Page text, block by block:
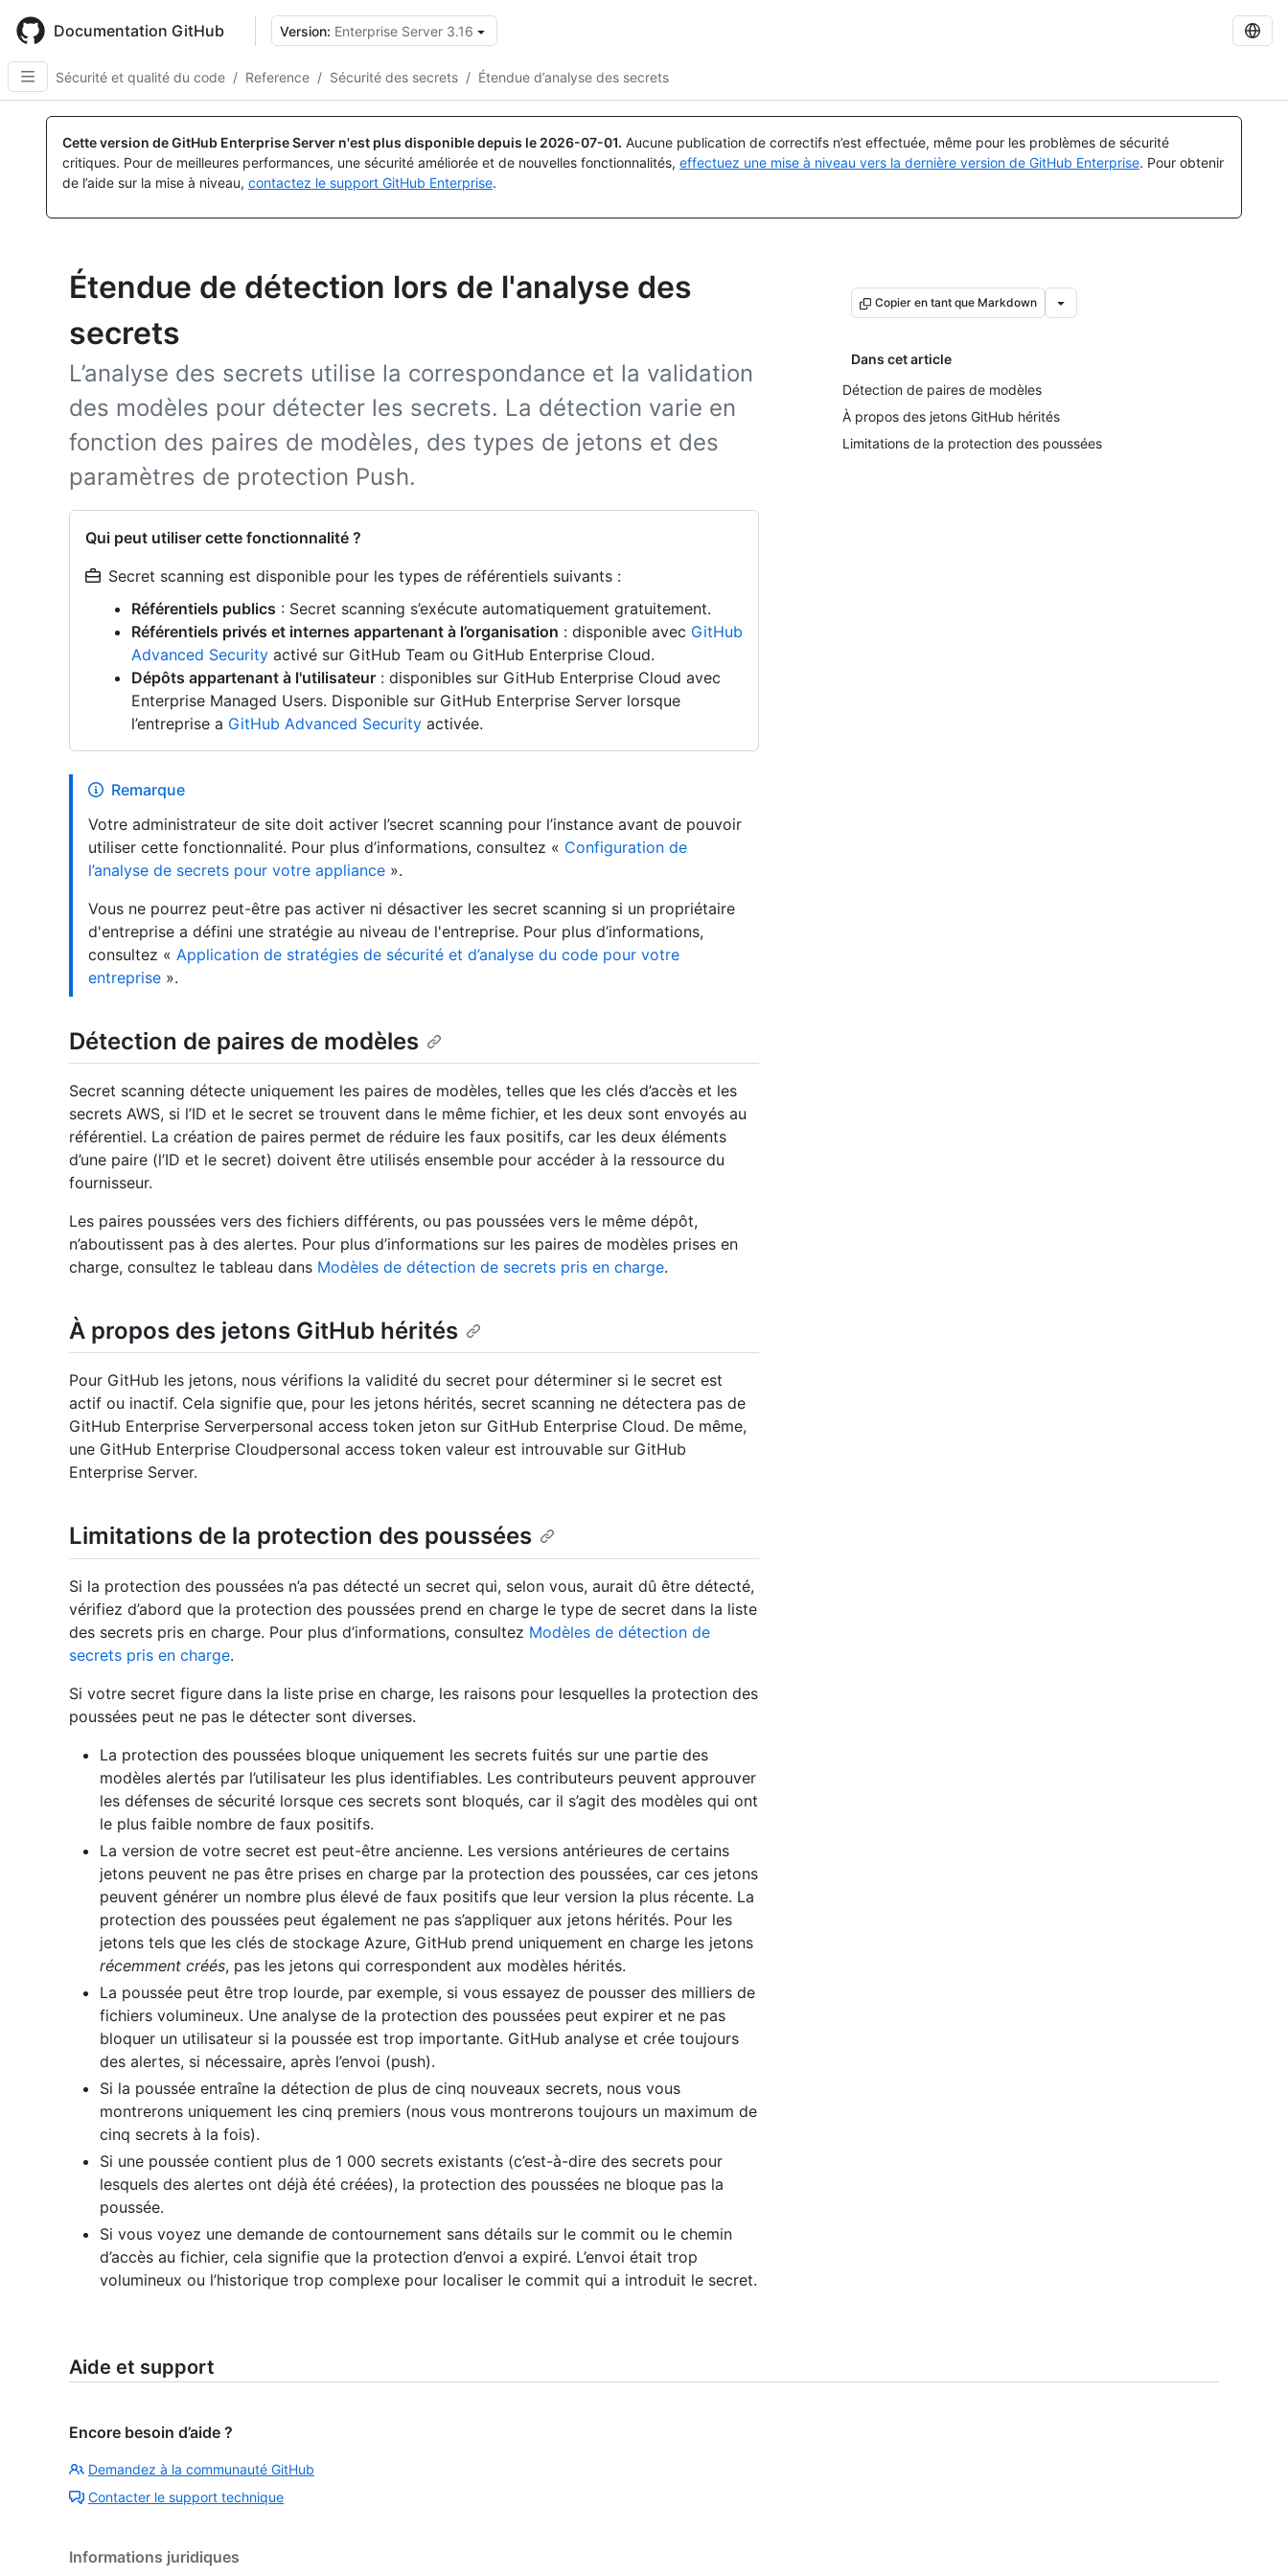
main
content
Documentation GitHub Version: Enterprise Server 3.16
Sécurité et qualité du code / Reference / Sécurité des secrets / Étendue d’analyse des secrets
Cette version de GitHub Enterprise Server n'est plus disponible depuis le 2026-07-01. Aucune publication de correctifs n’est effectuée, même pour les problèmes de sécurité
critiques. Pour de meilleures performances, une sécurité améliorée et de nouvelles fonctionnalités, effectuez une mise à niveau vers la dernière version de GitHub Enterprise. Pour obtenir
de l’aide sur la mise à niveau, contactez le support GitHub Enterprise.
Étendue de détection lors de l'analyse des
secrets
L’analyse des secrets utilise la correspondance et la validation
des modèles pour détecter les secrets. La détection varie en
fonction des paires de modèles, des types de jetons et des
paramètres de protection Push.
Qui peut utiliser cette fonctionnalité ?
Secret scanning est disponible pour les types de référentiels suivants :
Référentiels publics : Secret scanning s’exécute automatiquement gratuitement.
Référentiels privés et internes appartenant à l’organisation : disponible avec GitHub
Advanced Security activé sur GitHub Team ou GitHub Enterprise Cloud.
Dépôts appartenant à l'utilisateur : disponibles sur GitHub Enterprise Cloud avec
Enterprise Managed Users. Disponible sur GitHub Enterprise Server lorsque
l’entreprise a GitHub Advanced Security activée.
Copier en tant que Markdown
Dans cet article
Détection de paires de modèles
À propos des jetons GitHub hérités
Limitations de la protection des poussées
Remarque
Votre administrateur de site doit activer l’secret scanning pour l’instance avant de pouvoir
utiliser cette fonctionnalité. Pour plus d’informations, consultez « Configuration de
l’analyse de secrets pour votre appliance ».
Vous ne pourrez peut-être pas activer ni désactiver les secret scanning si un propriétaire
d'entreprise a défini une stratégie au niveau de l'entreprise. Pour plus d’informations,
consultez « Application de stratégies de sécurité et d’analyse du code pour votre
entreprise ».
Détection de paires de modèles
Secret scanning détecte uniquement les paires de modèles, telles que les clés d’accès et les
secrets AWS, si l’ID et le secret se trouvent dans le même fichier, et les deux sont envoyés au
référentiel. La création de paires permet de réduire les faux positifs, car les deux éléments
d’une paire (l’ID et le secret) doivent être utilisés ensemble pour accéder à la ressource du
fournisseur.
Les paires poussées vers des fichiers différents, ou pas poussées vers le même dépôt,
n’aboutissent pas à des alertes. Pour plus d’informations sur les paires de modèles prises en
charge, consultez le tableau dans Modèles de détection de secrets pris en charge.
À propos des jetons GitHub hérités
Pour GitHub les jetons, nous vérifions la validité du secret pour déterminer si le secret est
actif ou inactif. Cela signifie que, pour les jetons hérités, secret scanning ne détectera pas de
GitHub Enterprise Serverpersonal access token jeton sur GitHub Enterprise Cloud. De même,
une GitHub Enterprise Cloudpersonal access token valeur est introuvable sur GitHub
Enterprise Server.
Limitations de la protection des poussées
Si la protection des poussées n’a pas détecté un secret qui, selon vous, aurait dû être détecté,
vérifiez d’abord que la protection des poussées prend en charge le type de secret dans la liste
des secrets pris en charge. Pour plus d’informations, consultez Modèles de détection de
secrets pris en charge.
Si votre secret figure dans la liste prise en charge, les raisons pour lesquelles la protection des
poussées peut ne pas le détecter sont diverses.
La protection des poussées bloque uniquement les secrets fuités sur une partie des
modèles alertés par l’utilisateur les plus identifiables. Les contributeurs peuvent approuver
les défenses de sécurité lorsque ces secrets sont bloqués, car il s’agit des modèles qui ont
le plus faible nombre de faux positifs.
La version de votre secret est peut-être ancienne. Les versions antérieures de certains
jetons peuvent ne pas être prises en charge par la protection des poussées, car ces jetons
peuvent générer un nombre plus élevé de faux positifs que leur version la plus récente. La
protection des poussées peut également ne pas s’appliquer aux jetons hérités. Pour les
jetons tels que les clés de stockage Azure, GitHub prend uniquement en charge les jetons
récemment créés, pas les jetons qui correspondent aux modèles hérités.
La poussée peut être trop lourde, par exemple, si vous essayez de pousser des milliers de
fichiers volumineux. Une analyse de la protection des poussées peut expirer et ne pas
bloquer un utilisateur si la poussée est trop importante. GitHub analyse et crée toujours
des alertes, si nécessaire, après l’envoi (push).
Si la poussée entraîne la détection de plus de cinq nouveaux secrets, nous vous
montrerons uniquement les cinq premiers (nous vous montrerons toujours un maximum de
cinq secrets à la fois).
Si une poussée contient plus de 1 000 secrets existants (c’est-à-dire des secrets pour
lesquels des alertes ont déjà été créées), la protection des poussées ne bloque pas la
poussée.
Si vous voyez une demande de contournement sans détails sur le commit ou le chemin
d’accès au fichier, cela signifie que la protection d’envoi a expiré. L’envoi était trop
volumineux ou l’historique trop complexe pour localiser le commit qui a introduit le secret.
Aide et support
Encore besoin d’aide ?
Demandez à la communauté GitHub
Contacter le support technique
Informations juridiques